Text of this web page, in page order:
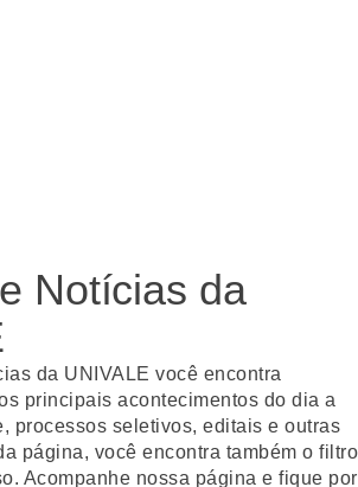
Notícias da
da UNIVALE você encontra
principais acontecimentos do dia a
processos seletivos, editais e outras
página, você encontra também o filtro
Acompanhe nossa página e fique por